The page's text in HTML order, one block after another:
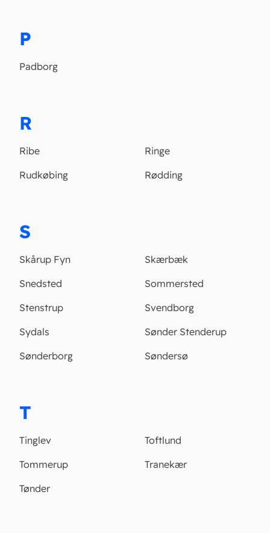
P
Padborg
R
Ribe
Ringe
Rudkøbing
Rødding
S
Skårup Fyn
Skærbæk
Snedsted
Sommersted
Stenstrup
Svendborg
Sydals
Sønder Stenderup
Sønderborg
Søndersø
T
Tinglev
Toftlund
Tommerup
Tranekær
Tønder